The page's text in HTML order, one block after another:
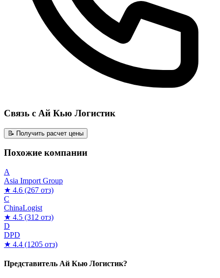
Связь с Ай Кью Логистик
📝 Получить расчет цены
Похожие компании
A
Asia Import Group
★ 4.6 (267 отз)
C
ChinaLogist
★ 4.5 (312 отз)
D
DPD
★ 4.4 (1205 отз)
Представитель Ай Кью Логистик?